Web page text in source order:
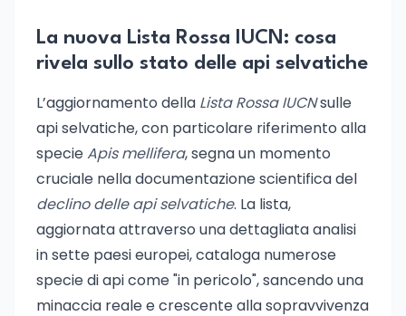
La nuova Lista Rossa IUCN: cosa
rivela sullo stato delle api selvatiche
L’aggiornamento della Lista Rossa IUCNsulle
api selvatiche, con particolare riferimento alla
specieApis mellifera, segna un momento
cruciale nella documentazione scientifica del
declino delle api selvatiche. La lista,
aggiornata attraverso una dettagliata analisi
in sette paesi europei, cataloga numerose
specie di api come "in pericolo", sancendo una
minaccia reale e crescente alla sopravvivenza